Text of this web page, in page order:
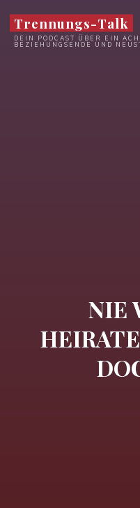
Inhalt
springen
Trennungs-Talk
DEIN PODCAST ÜBER EIN
BEZIEHUNGSENDE UND
NIE